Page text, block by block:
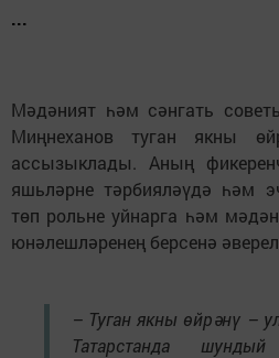
...
Мәдәният һәм сәнгать
Миңнеханов туган якны
ассызыклады. Аның
яшьләрне тәрбияләүдә һәм
төп рольне уйнарга һәм
юнәлешләренең берсенә
– Туган якны өйрәнү –
Татарстанда